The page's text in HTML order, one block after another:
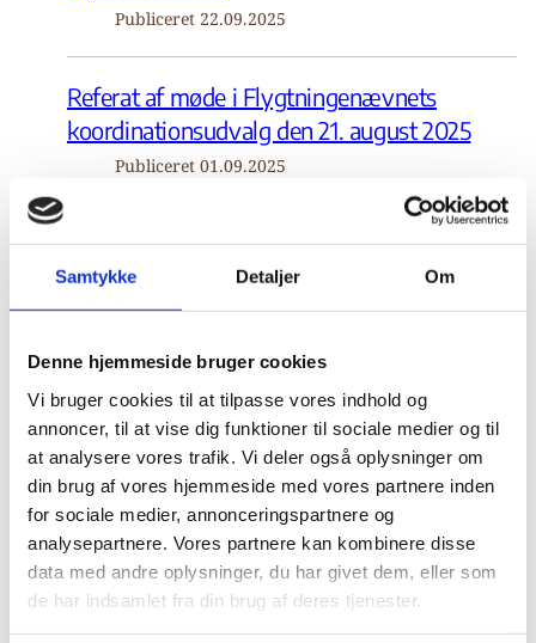
Samtykke Detaljer Om
Denne hjemmeside bruger cookies
Vi bruger cookies til at tilpasse vores indhold og
annoncer, til at vise dig funktioner til sociale medier og til
at analysere vores trafik. Vi deler også oplysninger om
din brug af vores hjemmeside med vores partnere inden
for sociale medier, annonceringspartnere og
analysepartnere. Vores partnere kan kombinere disse
data med andre oplysninger, du har givet dem, eller som
de har indsamlet fra din brug af deres tjenester.
Publiceret 22.09.2025
Referat af møde i Flygtningenævnets
koordinationsudvalg den 21. august 2025
Publiceret 01.09.2025
Flygtningenævnets beretning 2024 er
udkommet
Referat af møde i Flygtningenævnets
koordinationsudvalg den 30. juni 2025
Publiceret 15.07.2025
Klik på overskriften for at læse nærmere.